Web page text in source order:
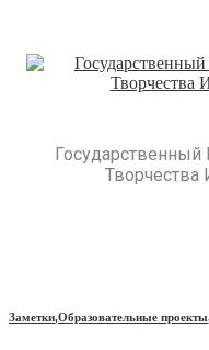
Заметки,Образовательные проекты